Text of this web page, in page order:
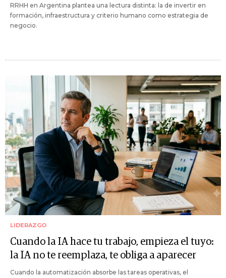
RRHH en Argentina plantea una lectura distinta: la de invertir en
formación, infraestructura y criterio humano como estrategia de
negocio.
LIDERAZGO
Cuando la IA hace tu trabajo, empieza el tuyo:
la IA no te reemplaza, te obliga a aparecer
Cuando la automatización absorbe las tareas operativas, el